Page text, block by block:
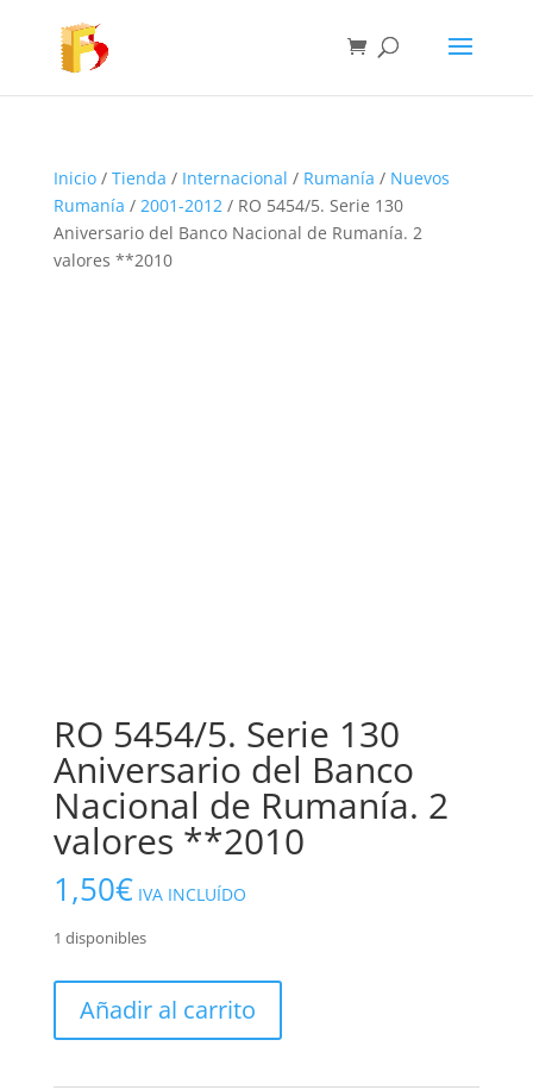
Inicio/ Tienda / Internacional / Rumanía / Nuevos
Rumanía / 2001-2012/ RO 5454/5. Serie 130
Aniversario del Banco Nacional de Rumanía. 2
valores **2010
RO 5454/5. Serie 130
Aniversario del Banco
Nacional de Rumanía. 2
valores **2010
1,50€ IVA INCLUÍDO
1 disponibles
5454/5.
Añadir al carrito